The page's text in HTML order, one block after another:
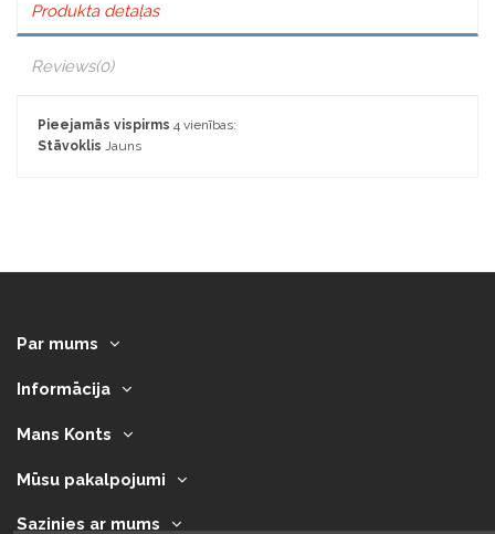
Produkta detaļas
Reviews(0)
Pieejamās vispirms 4 vienības:
Stāvoklis Jauns
Par mums
Informācija
Mans Konts
Mūsu pakalpojumi
Sazinies ar mums